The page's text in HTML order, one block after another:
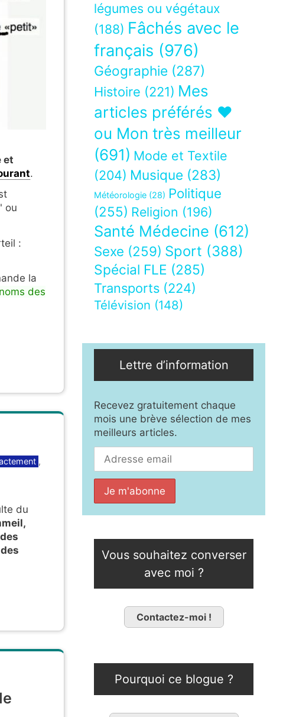
et
.
ou
:
la
des
,
du
des
légumes ou végétaux
(188) Fâchés avec le
français (976)
Géographie (287)
Histoire (221) Mes
articles préférés ❤
ou Mon très meilleur
(691) Mode et Textile
(204) Musique (283)
Météorologie (28) Politique
(255) Religion (196)
Santé Médecine (612)
Sexe (259) Sport (388)
Spécial FLE (285)
Transports (224)
Télévision (148)
Lettre d’information
Recevez gratuitement chaque
mois une brève sélection de mes
meilleurs articles.
Vous souhaitez converser
avec moi ?
Contactez-moi !
Pourquoi ce blogue ?